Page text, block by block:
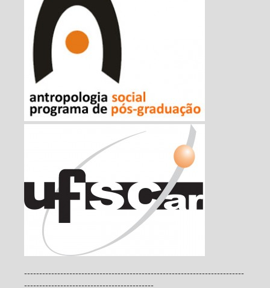
-------------------------------------------------------------------------
-------------------------------------------